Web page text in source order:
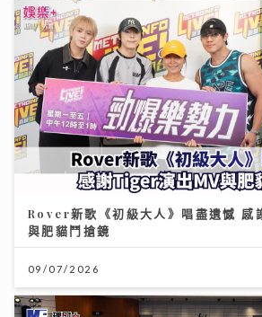
Rover新歌《初級大人》唱盡遺憾
與肥貓鬥搶鏡
09/07/2026